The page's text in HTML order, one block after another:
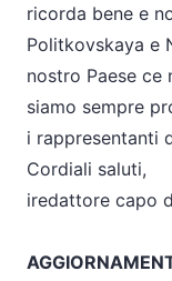
ricorda bene e
Politkovskaya e
nostro Paese ce
siamo sempre
i rappresentanti
Cordiali saluti,
iredattore capo